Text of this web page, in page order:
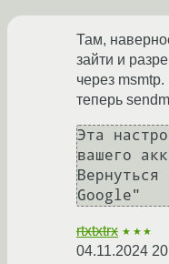
Там,
зайти и
через
теперь
Эта
вашего
rtxtxtrx ★★★
04.11.2024